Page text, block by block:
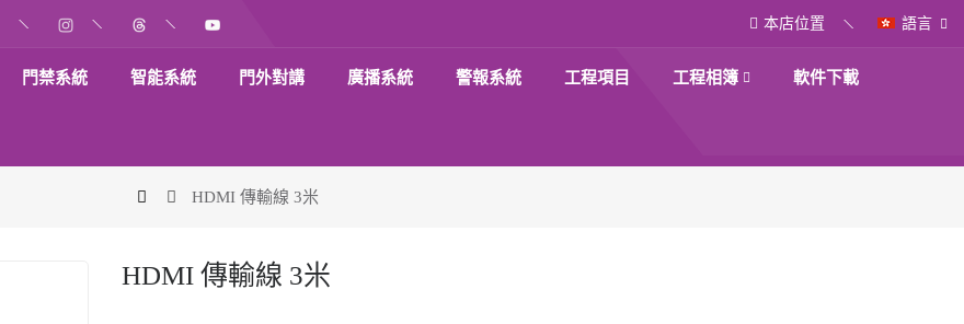
本店位置 語言
門禁系統 智能系統 門外對講 廣播系統 警報系統 工程項目 工程相簿 軟件下載
HDMI 傳輸線 3米
HDMI 傳輸線 3米